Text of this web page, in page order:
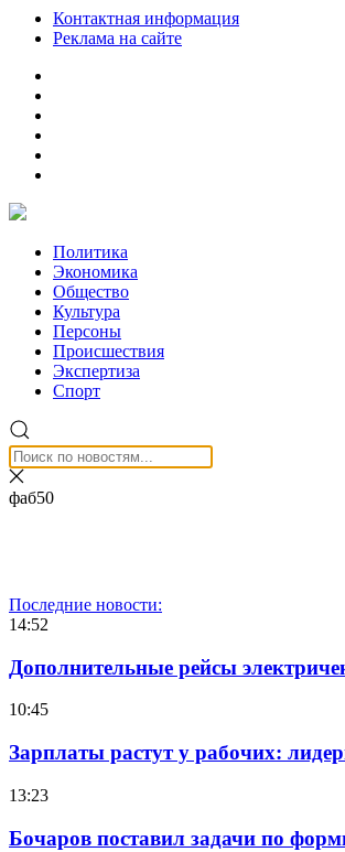
Контактная информация
Реклама на сайте
Политика
Экономика
Общество
Культура
Персоны
Происшествия
Экспертиза
Спорт
фаб50
Последние новости:
14:52
Дополнительные рейсы
10:45
Зарплаты растут у рабочих:
13:23
Бочаров поставил задачи по